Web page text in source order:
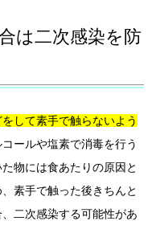
は二次感染を防
して素手で触らないよう
ールや塩素で消毒を行う
物には食あたりの原因と
素手で触った後きちんと
二次感染する可能性があ